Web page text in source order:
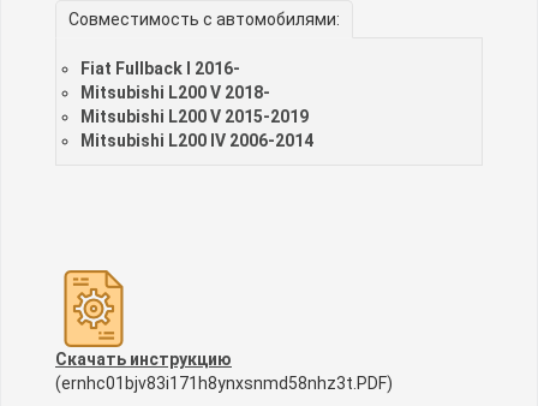
Совместимость с автомобилями:
Fiat Fullback I 2016-
Mitsubishi L200 V 2018-
Mitsubishi L200 V 2015-2019
Mitsubishi L200 IV 2006-2014
Скачать инструкцию
(ernhc01bjv83i171h8ynxsnmd58nhz3t.PDF)